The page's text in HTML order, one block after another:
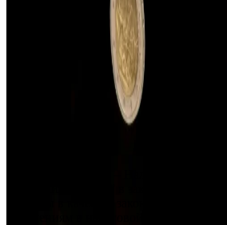
последние штрихи” в законопроекты,
приняты в качестве закона, приведут к
изменениям в налоговой системе